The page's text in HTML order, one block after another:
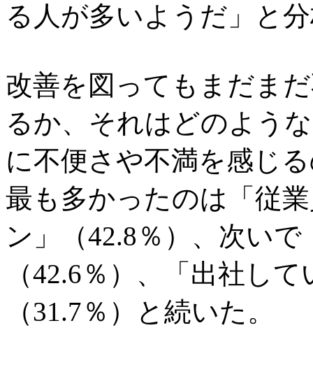
る人が多いようだ」と
改善を図ってもまだま
るか、それはどのよう
に不便さや不満を感じ
最も多かったのは「従
ン」（42.8％）、次い
（42.6％）、「出社し
（31.7％）と続いた。